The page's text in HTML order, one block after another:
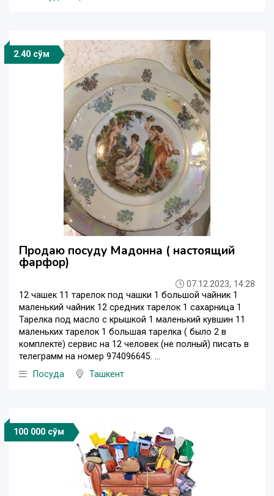
2.40 сўм
Продаю посуду Мадонна ( настоящий
фарфор)
07.12.2023, 14:28
12 чашек 11 тарелок под чашки 1 большой чайник 1
маленький чайник 12 средних тарелок 1 сахарница 1
Тарелка под масло с крышкой 1 маленький кувшин 11
маленьких тарелок 1 большая тарелка ( было 2 в
комплекте) сервис на 12 человек (не полный) писать в
телеграмм на номер 974096645. ...
Посуда
Ташкент
100 000 сўм